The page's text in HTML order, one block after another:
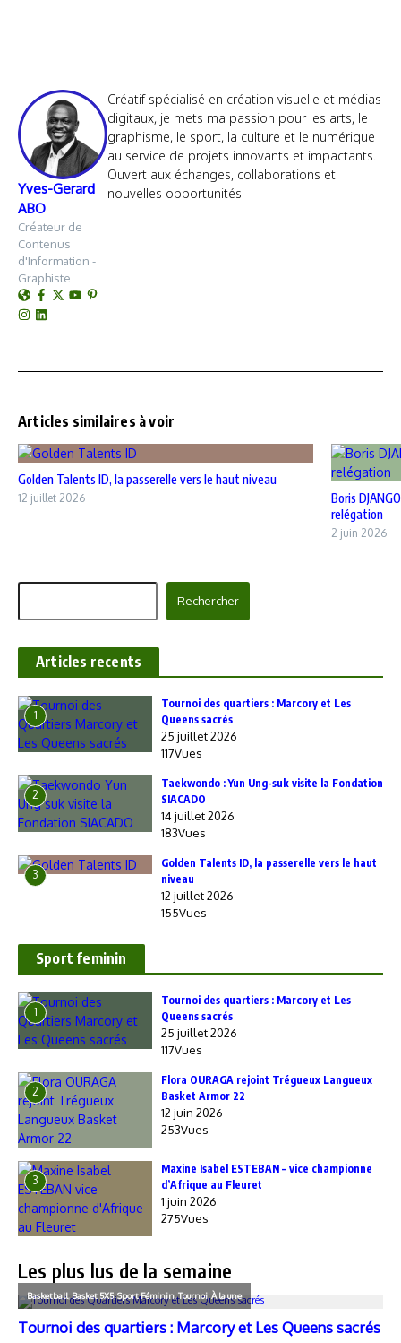
Yves-Gerard
ABO
Créateur de
Contenus
d'Information -
Graphiste
Créatif spécialisé en création visuelle et médias
digitaux, je mets ma passion pour les arts, le
graphisme, le sport, la culture et le numérique
au service de projets innovants et impactants.
Ouvert aux échanges, collaborations et
nouvelles opportunités.
Articles similaires à voir
Golden Talents ID, la passerelle vers le haut niveau
12 juillet 2026
Boris
relégation
2 juin 2026
Rechercher
Articles recents
1
‎Tournoi des quartiers : Marcory et Les
Queens sacrés
25 juillet 2026
117Vues
2
Taekwondo : Yun Ung-suk visite la Fondation
SIACADO
14 juillet 2026
183Vues
3
Golden Talents ID, la passerelle vers le haut
niveau
12 juillet 2026
155Vues
Sport feminin
1
‎Tournoi des quartiers : Marcory et Les
Queens sacrés
25 juillet 2026
117Vues
2
Flora OURAGA rejoint Trégueux Langueux
Basket Armor 22
12 juin 2026
253Vues
3
Maxine Isabel ESTEBAN – vice championne
d’Afrique au Fleuret
1 juin 2026
275Vues
Les plus lus de la semaine